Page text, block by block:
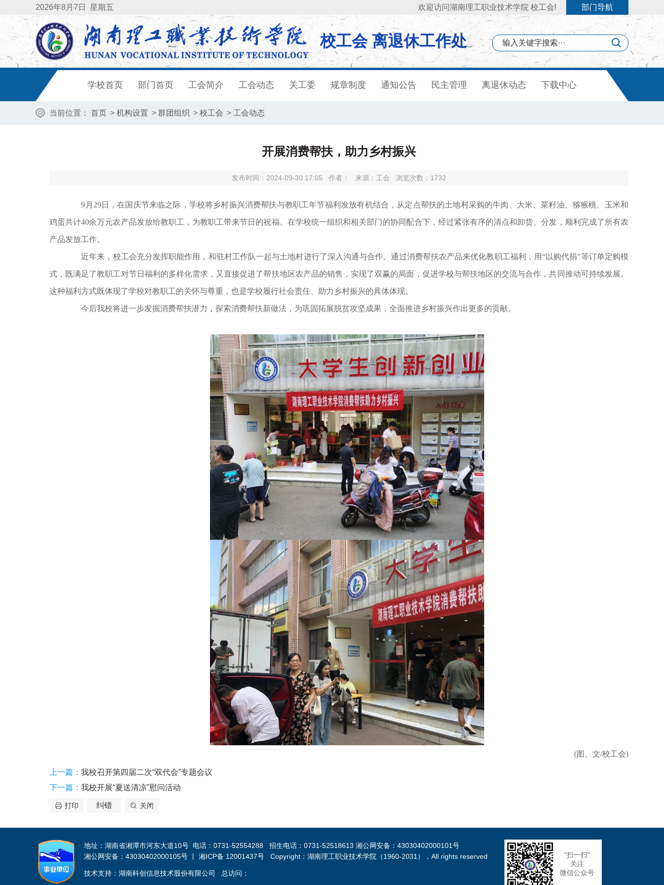
2026年8月7日 星期五 欢迎访问湖南理工职业技术学院 校工会! 部门导航
校工会 离退休工作处
学校首页 部门首页 工会简介 工会动态 关工委 规章制度 通知公告 民主管理 离退休动态 下载中心
当前位置： 首页 > 机构设置 > 群团组织 > 校工会 > 工会动态
开展消费帮扶，助力乡村振兴
发布时间：2024-09-30 17:05 作者： 来源：工会 浏览次数： 1732
9月29日，在国庆节来临之际，学校将乡村振兴消费帮扶与教职工年节福利发放有机结合，从定点帮扶的土地村采购的牛肉、大米、菜籽油、猕猴桃、玉米和
鸡蛋共计40余万元农产品发放给教职工，为教职工带来节日的祝福。在学校统一组织和相关部门的协同配合下，经过紧张有序的清点和卸货、分发，顺利完成了所有农
产品发放工作。
近年来，校工会充分发挥职能作用，和驻村工作队一起与土地村进行了深入沟通与合作。通过消费帮扶农产品来优化教职工福利，用“以购代捐”等订单定购模
式，既满足了教职工对节日福利的多样化需求，又直接促进了帮扶地区农产品的销售，实现了双赢的局面，促进学校与帮扶地区的交流与合作，共同推动可持续发展。
这种福利方式既体现了学校对教职工的关怀与尊重，也是学校履行社会责任、助力乡村振兴的具体体现。
今后我校将进一步发掘消费帮扶潜力，探索消费帮扶新做法，为巩固拓展脱贫攻坚成果，全面推进乡村振兴作出更多的贡献。
(图、文/校工会)
上一篇： 我校召开第四届二次“双代会”专题会议
下一篇： 我校开展“夏送清凉”慰问活动
打印 纠错 关闭
地址：湖南省湘潭市河东大道10号 电话：0731-52554288 招生电话：0731-52518613 湘公网安备：43030402000101号
湘公网安备：43030402000105号 丨 湘ICP备 12001437号 Copyright：湖南理工职业技术学院（1960-2031），All rights reserved
技术支持：湖南科创信息技术股份有限公司 总访问：
"扫一扫"
关注
微信公众号